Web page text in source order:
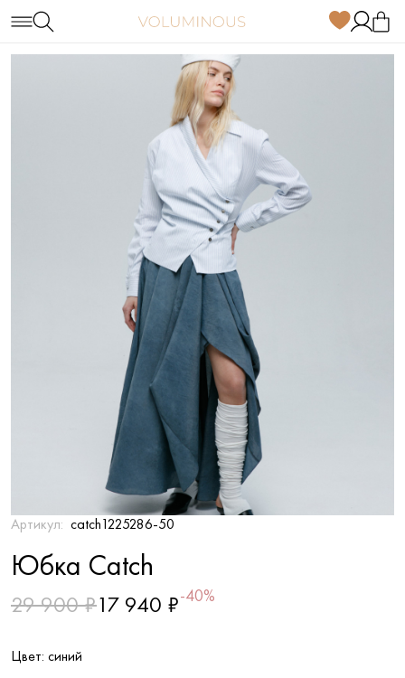
Артикул: catch1225286-50
Юбка Catch
29 900 ₽17 940 ₽-40%
Цвет: синий